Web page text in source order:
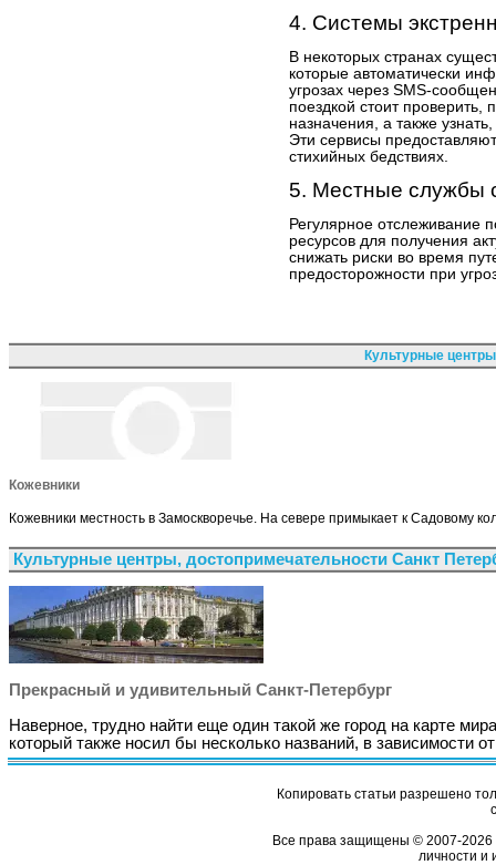
4. Системы
В некоторых странах
которые автоматически
угрозах через SMS-
поездкой стоит проверить,
назначения, а также
Эти сервисы
стихийных бедствиях.
5. Местные службы
Регулярное отслеживание
ресурсов для получения
снижать риски во время
предосторожности при
Культурные
Кожевники
Кожевники местность в Замоскворечье. На севере примыкает к Садовому
Культурные центры, достопримечательности Санкт
Прекрасный и удивительный Санкт-Петербург
Наверное, трудно найти еще один такой же город на карте
который также носил бы несколько названий, в зависимости
Копировать статьи разрешено
Все права защищены © 2007-2026
личности и